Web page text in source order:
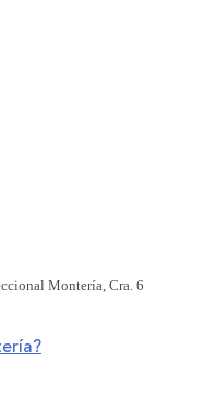
Montería, Cra. 6